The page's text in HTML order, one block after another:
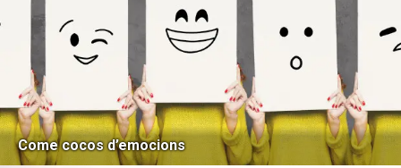
Come cocos d’emocions